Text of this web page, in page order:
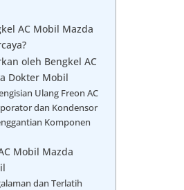
AC Mobil Mazda
oleh Bengkel AC
Dokter Mobil
Ulang Freon AC
dan Kondensor
Komponen
Mobil Mazda
dan Terlatih